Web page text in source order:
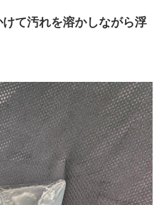
て汚れを溶かしながら浮